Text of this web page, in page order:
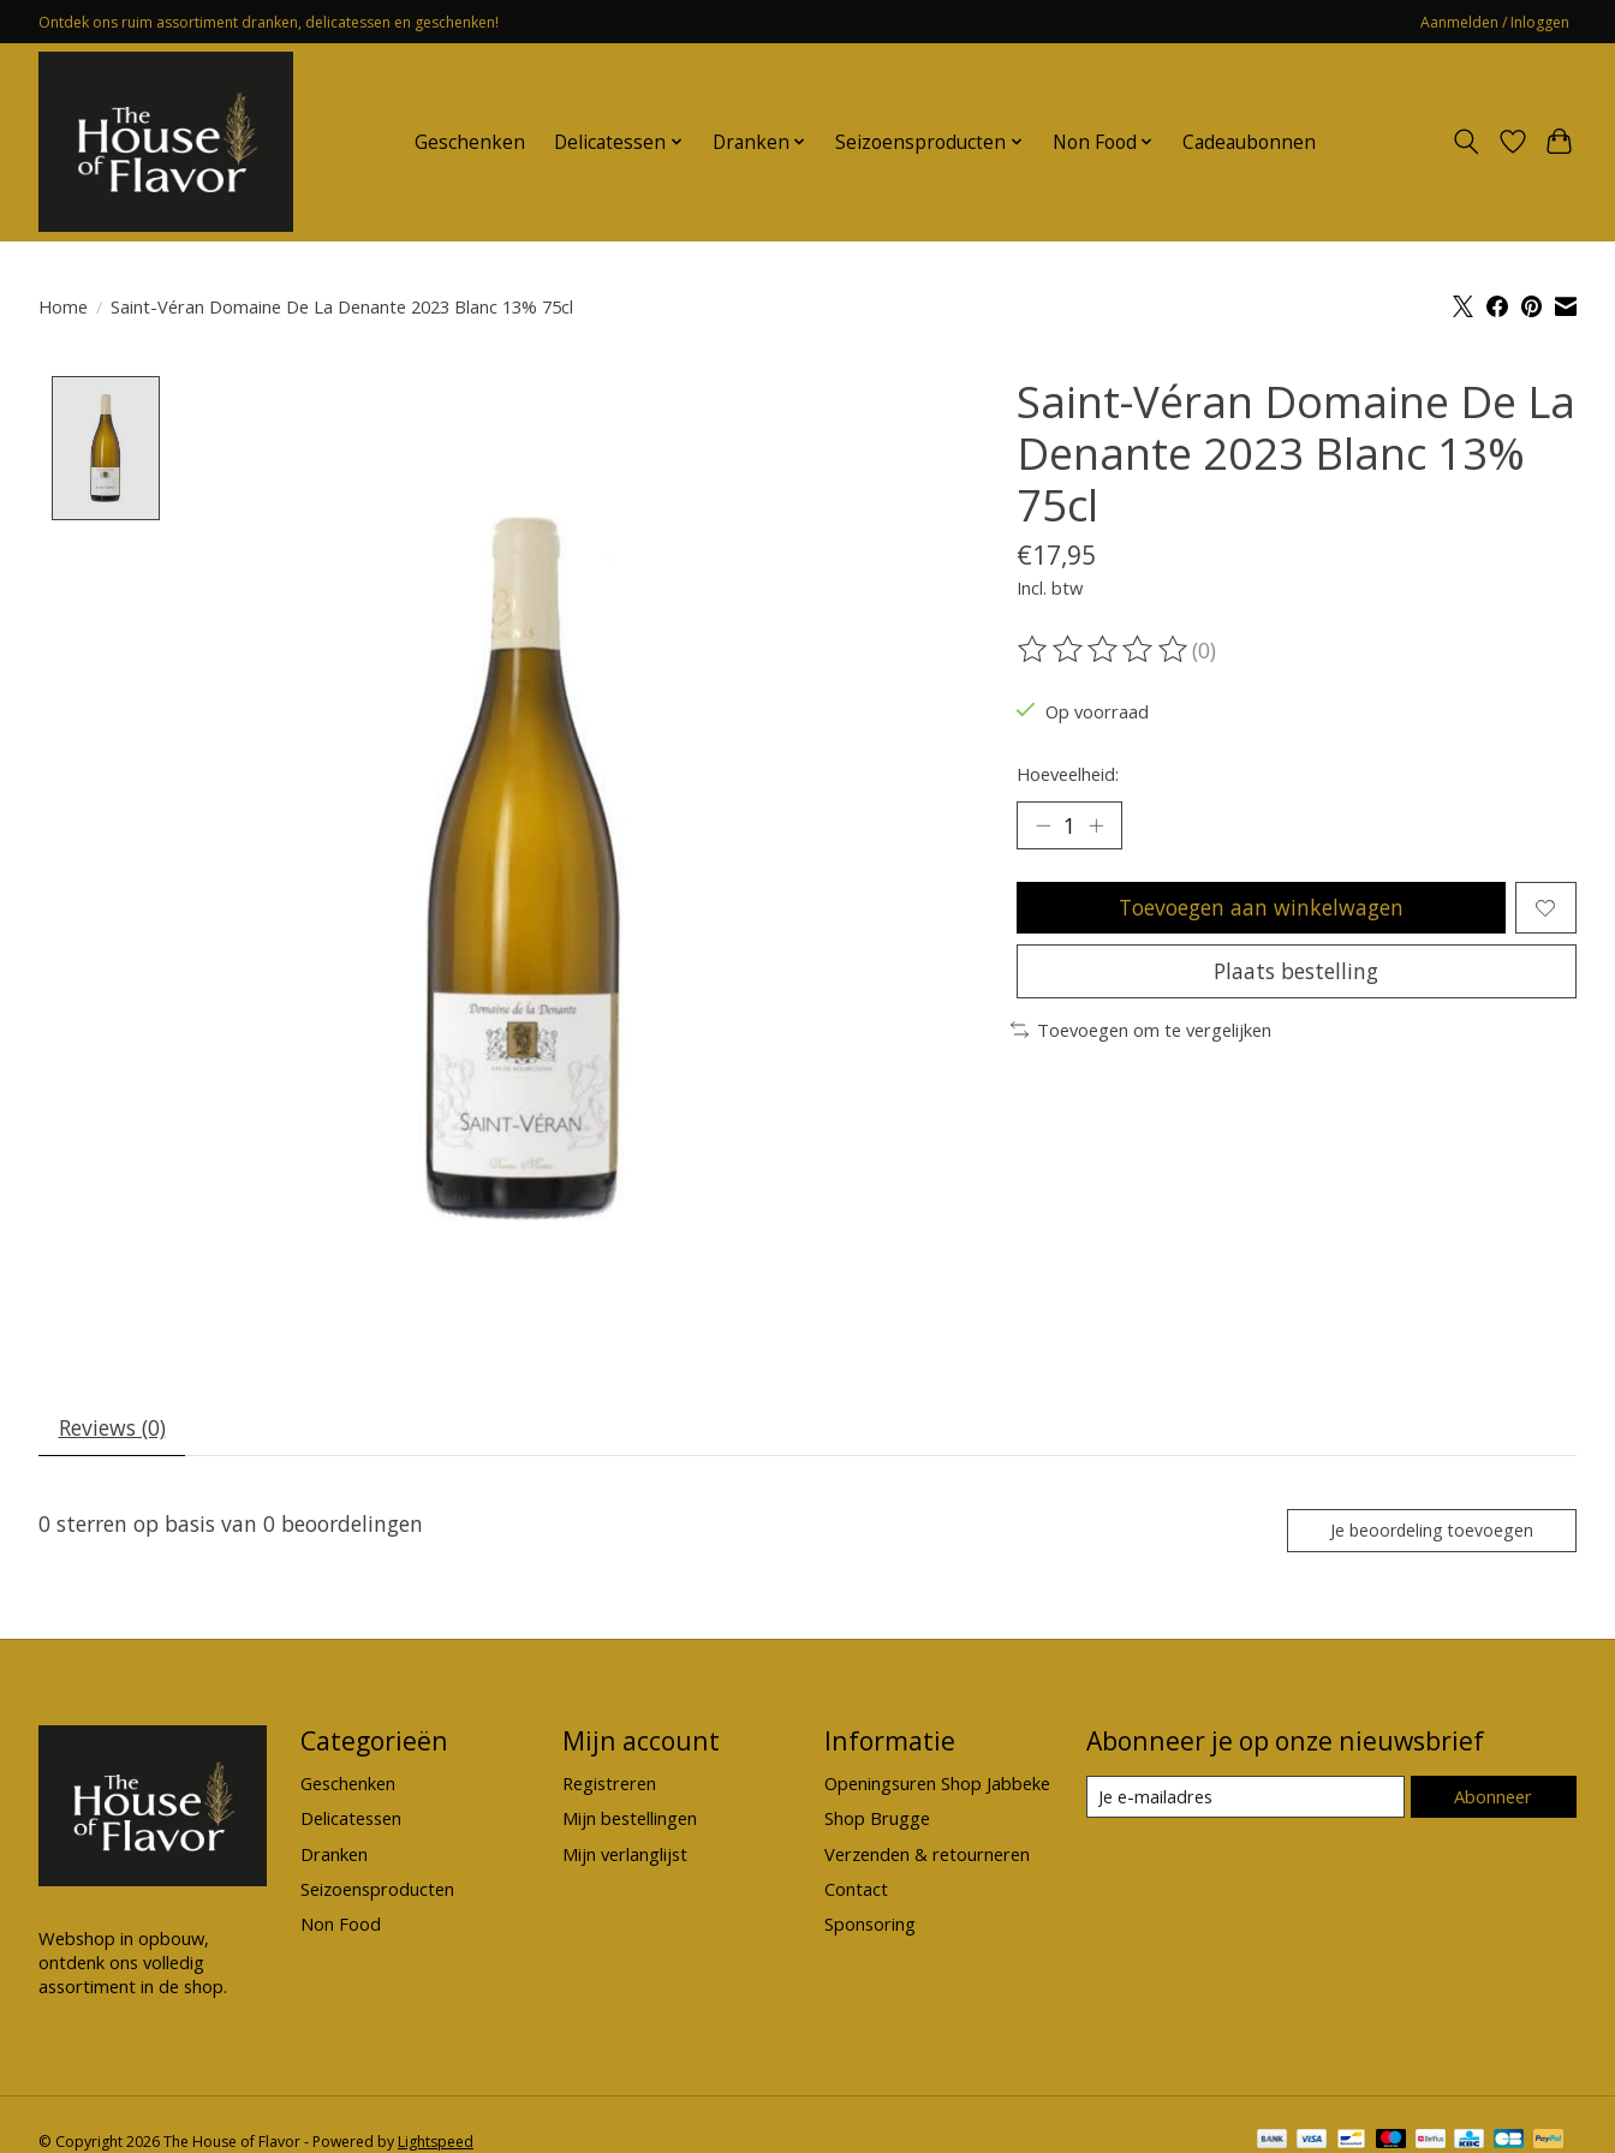
Ontdek ons ruim assortiment dranken, delicatessen en geschenken! Aanmelden / Inloggen
Geschenken Delicatessen Dranken Seizoensproducten Non Food Cadeaubonnen
Home / Saint-Véran Domaine De La Denante 2023 Blanc 13% 75cl
Saint-Véran Domaine De La
Denante 2023 Blanc 13%
75cl
€17,95
Incl. btw
De beoordeling van dit product is
(0)
Op voorraad
Hoeveelheid:
Toevoegen aan winkelwagen
Plaats bestelling
Toevoegen om te vergelijken
Reviews (0)
0 sterren op basis van 0 beoordelingen Je beoordeling toevoegen
Webshop in opbouw,
ontdenk ons volledig
assortiment in de shop.
Categorieën
Geschenken
Delicatessen
Dranken
Seizoensproducten
Non Food
Mijn account
Registreren
Mijn bestellingen
Mijn verlanglijst
Informatie
Openingsuren Shop Jabbeke
Shop Brugge
Verzenden & retourneren
Contact
Sponsoring
Abonneer je op onze nieuwsbrief
Abonneer
© Copyright 2026 The House of Flavor - Powered by Lightspeed